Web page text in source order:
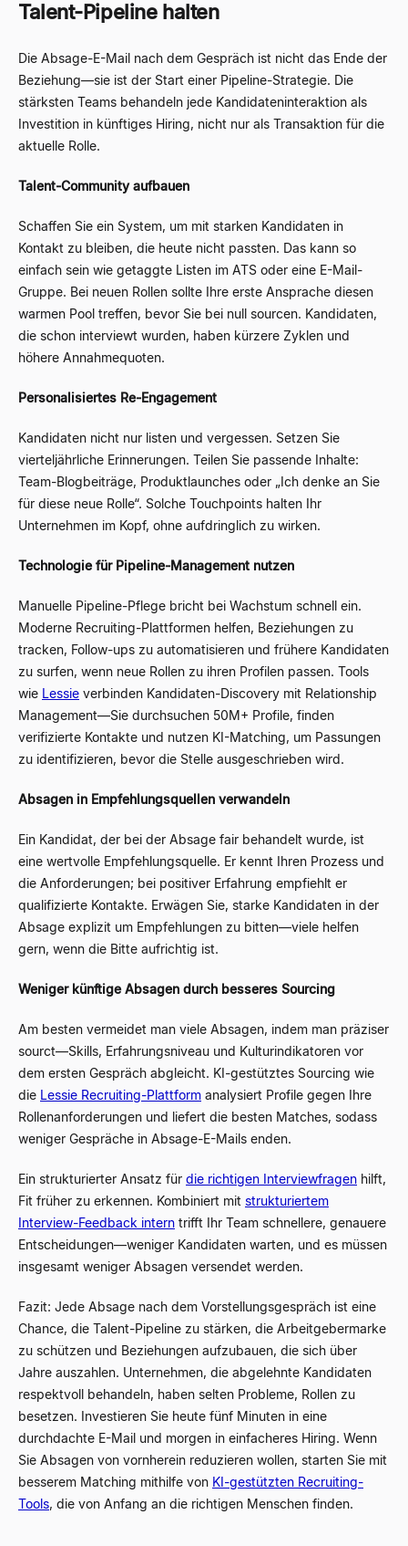
Talent-Pipeline halten
Die Absage-E-Mail nach dem Gespräch ist nicht das Ende der
Beziehung—sie ist der Start einer Pipeline-Strategie. Die
stärksten Teams behandeln jede Kandidateninteraktion als
Investition in künftiges Hiring, nicht nur als Transaktion für die
aktuelle Rolle.
Talent-Community aufbauen
Schaffen Sie ein System, um mit starken Kandidaten in
Kontakt zu bleiben, die heute nicht passten. Das kann so
einfach sein wie getaggte Listen im ATS oder eine E-Mail-
Gruppe. Bei neuen Rollen sollte Ihre erste Ansprache diesen
warmen Pool treffen, bevor Sie bei null sourcen. Kandidaten,
die schon interviewt wurden, haben kürzere Zyklen und
höhere Annahmequoten.
Personalisiertes Re-Engagement
Kandidaten nicht nur listen und vergessen. Setzen Sie
vierteljährliche Erinnerungen. Teilen Sie passende Inhalte:
Team-Blogbeiträge, Produktlaunches oder „Ich denke an Sie
für diese neue Rolle“. Solche Touchpoints halten Ihr
Unternehmen im Kopf, ohne aufdringlich zu wirken.
Technologie für Pipeline-Management nutzen
Manuelle Pipeline-Pflege bricht bei Wachstum schnell ein.
Moderne Recruiting-Plattformen helfen, Beziehungen zu
tracken, Follow-ups zu automatisieren und frühere Kandidaten
zu surfen, wenn neue Rollen zu ihren Profilen passen. Tools
wie Lessie verbinden Kandidaten-Discovery mit Relationship
Management—Sie durchsuchen 50M+ Profile, finden
verifizierte Kontakte und nutzen KI-Matching, um Passungen
zu identifizieren, bevor die Stelle ausgeschrieben wird.
Absagen in Empfehlungsquellen verwandeln
Ein Kandidat, der bei der Absage fair behandelt wurde, ist
eine wertvolle Empfehlungsquelle. Er kennt Ihren Prozess und
die Anforderungen; bei positiver Erfahrung empfiehlt er
qualifizierte Kontakte. Erwägen Sie, starke Kandidaten in der
Absage explizit um Empfehlungen zu bitten—viele helfen
gern, wenn die Bitte aufrichtig ist.
Weniger künftige Absagen durch besseres Sourcing
Am besten vermeidet man viele Absagen, indem man präziser
sourct—Skills, Erfahrungsniveau und Kulturindikatoren vor
dem ersten Gespräch abgleicht. KI-gestütztes Sourcing wie
die Lessie Recruiting-Plattform analysiert Profile gegen Ihre
Rollenanforderungen und liefert die besten Matches, sodass
weniger Gespräche in Absage-E-Mails enden.
Ein strukturierter Ansatz für die richtigen Interviewfragen hilft,
Fit früher zu erkennen. Kombiniert mit strukturiertem
Interview-Feedback intern trifft Ihr Team schnellere, genauere
Entscheidungen—weniger Kandidaten warten, und es müssen
insgesamt weniger Absagen versendet werden.
Fazit: Jede Absage nach dem Vorstellungsgespräch ist eine
Chance, die Talent-Pipeline zu stärken, die Arbeitgebermarke
zu schützen und Beziehungen aufzubauen, die sich über
Jahre auszahlen. Unternehmen, die abgelehnte Kandidaten
respektvoll behandeln, haben selten Probleme, Rollen zu
besetzen. Investieren Sie heute fünf Minuten in eine
durchdachte E-Mail und morgen in einfacheres Hiring. Wenn
Sie Absagen von vornherein reduzieren wollen, starten Sie mit
besserem Matching mithilfe von KI-gestützten Recruiting-
Tools, die von Anfang an die richtigen Menschen finden.